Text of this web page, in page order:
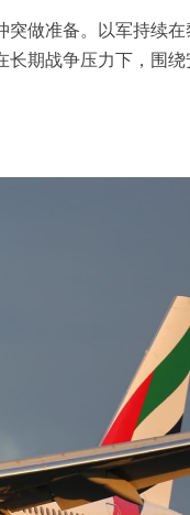
突做准备。以军持续
长期战争压力下，围绕